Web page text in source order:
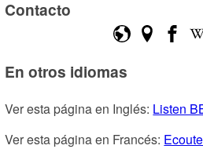
Contacto
En otros idiomas
Ver esta página en Inglés: Listen
Ver esta página en Francés: